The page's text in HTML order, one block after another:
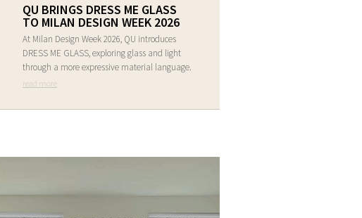
QU BRINGS DRESS ME GLASS
TO MILAN DESIGN WEEK 2026
At Milan Design Week 2026, QU introduces
DRESS ME GLASS, exploring glass and light
through a more expressive material language.
read more